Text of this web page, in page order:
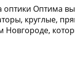
оптики Оптима
круглые,